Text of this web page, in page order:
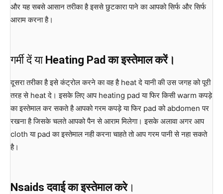
और यह सबसे आसान तरीका है इससे छुटकारा पाने का आपको सिर्फ और सिर्फ
आराम करना है।
गर्मी दें या Heating Pad का इस्तेमाल करें।
दूसरा तरीका है इसे कंट्रोल करने का वह है heat दे यानी की उस जगह को पूरी
तरह से heat दे। इसके लिए आप heating pad या फिर किसी warm कपड़े
का इस्तेमाल कर सकते है आपको गरम कपड़े या फिर pad को abdomen पर
रखना है जिसके चलते आपको पैन से आराम मिलेगा। इसके अलावा अगर आप
cloth या pad का इस्तेमाल नही करना चाहते तो आप गरम पानी से नहा सकते
है।
Nsaids दवाई का इस्तेमाल करे।